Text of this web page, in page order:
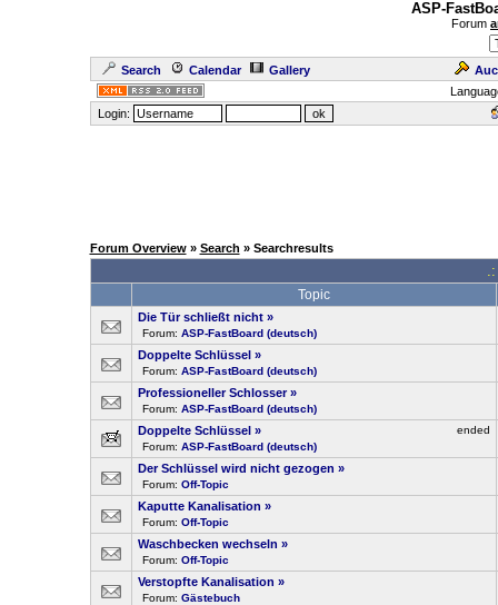
ASP-
Forum
Search Calendar Gallery
Login:
Forum Overview» Search » Searchresults
Topic
Die Tür schließt nicht »
Forum: ASP-FastBoard (deutsch)
Doppelte Schlüssel »
Forum: ASP-FastBoard (deutsch)
Professioneller Schlosser »
Forum: ASP-FastBoard (deutsch)
ended
Doppelte Schlüssel »
Forum: ASP-FastBoard (deutsch)
Der Schlüssel wird nicht gezogen »
Forum: Off-Topic
Kaputte Kanalisation »
Forum: Off-Topic
Waschbecken wechseln »
Forum: Off-Topic
Verstopfte Kanalisation »
Forum: Gästebuch